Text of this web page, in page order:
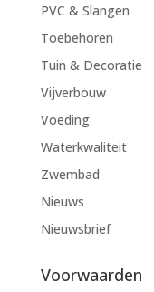
PVC & Slangen
Toebehoren
Tuin & Decoratie
Vijverbouw
Voeding
Waterkwaliteit
Zwembad
Nieuws
Nieuwsbrief
Voorwaarden